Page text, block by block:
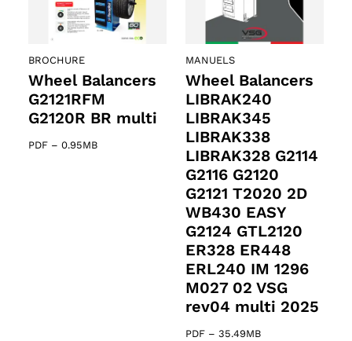
BROCHURE
Wheel Balancers
G2121RFM
G2120R BR multi
PDF – 0.95MB
MANUELS
Wheel Balancers
LIBRAK240
LIBRAK345
LIBRAK338
LIBRAK328 G2114
G2116 G2120
G2121 T2020 2D
WB430 EASY
G2124 GTL2120
ER328 ER448
ERL240 IM 1296
M027 02 VSG
rev04 multi 2025
PDF – 35.49MB